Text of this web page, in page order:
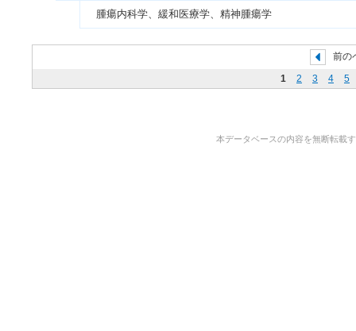
腫瘍内科学、緩和医療学、精神腫瘍学
前の
1
2 3 4 5
本データベースの内容を無断転載